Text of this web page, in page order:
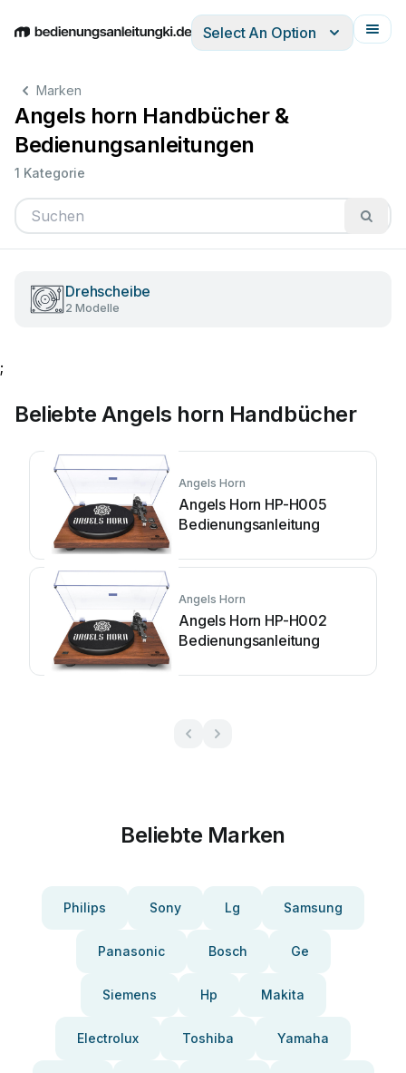
EnglishDeutschEspañolItalianoFrançais
Select An Option
Marken
Angels horn Handbücher &
Bedienungsanleitungen
1 Kategorie
Drehscheibe
2 Modelle
;
Beliebte Angels horn Handbücher
Angels Horn
Angels Horn HP-H005
Bedienungsanleitung
Angels Horn
Angels Horn HP-H002
Bedienungsanleitung
Beliebte Marken
Philips Sony Lg Samsung
Panasonic Bosch Ge
Siemens Hp Makita
Electrolux Toshiba Yamaha